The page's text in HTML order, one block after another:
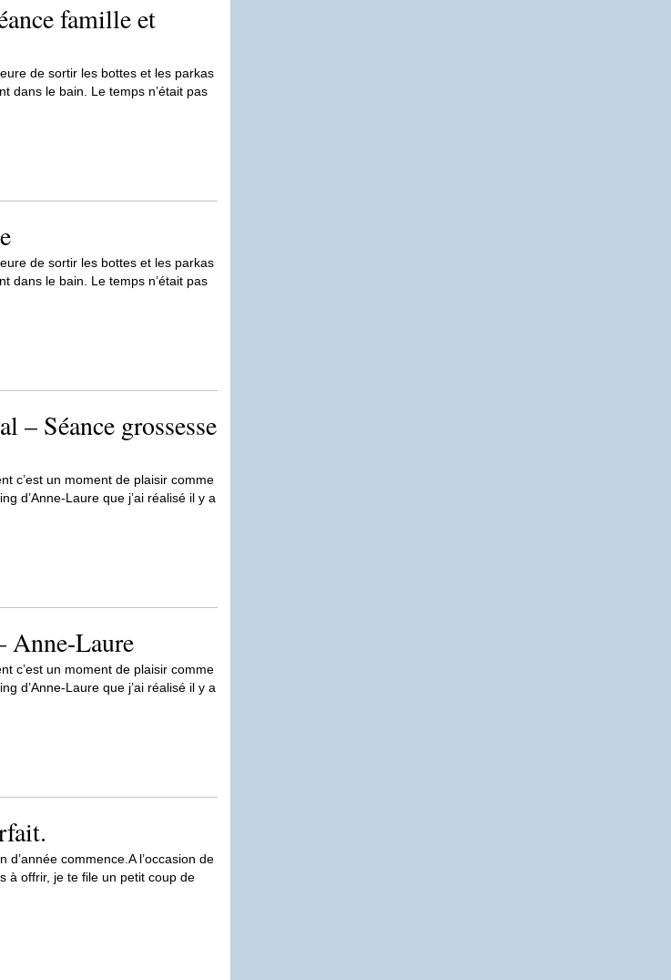
famille et
de sortir les bottes et les parkas
dans le bain. Le temps n’était pas
de sortir les bottes et les parkas
dans le bain. Le temps n’était pas
– Séance grossesse
c’est un moment de plaisir comme
d’Anne-Laure que j’ai réalisé il y a
Anne-Laure
c’est un moment de plaisir comme
d’Anne-Laure que j’ai réalisé il y a
d’année commence.A l’occasion de
à offrir, je te file un petit coup de